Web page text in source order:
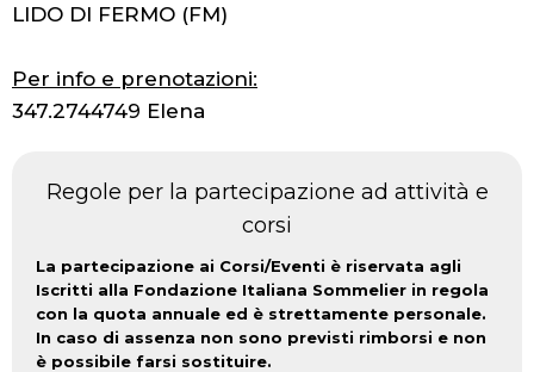
LIDO DI FERMO (FM)
Per info e prenotazioni:
347.2744749 Elena
Regole per la partecipazione ad attività e
corsi
La partecipazione ai Corsi/Eventi è riservata agli
Iscritti alla Fondazione Italiana Sommelier in regola
con la quota annuale ed è strettamente personale.
In caso di assenza non sono previsti rimborsi e non
è possibile farsi sostituire.